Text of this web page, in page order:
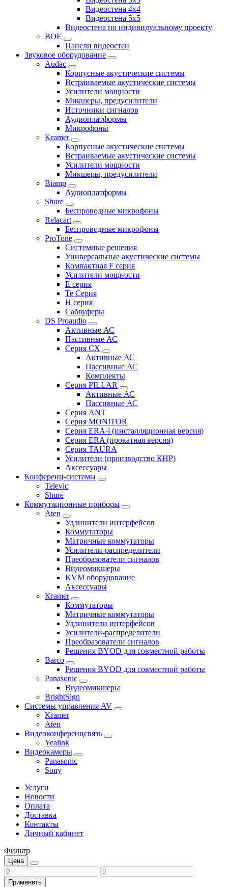
Видеостена 4x4
Видеостена 5x5
Видеостена по индивидуальному проекту
BOE
Панели видеостен
Звуковое оборудование
Audac
Корпусные акустические системы
Встраиваемые акустические системы
Усилители мощности
Микшеры, предусилители
Источники сигналов
Аудиоплатформы
Микрофоны
Kramer
Корпусные акустические системы
Встраиваемые акустические системы
Усилители мощности
Микшеры, предусилители
Biamp
Аудиоплатформы
Shure
Беспроводные микрофоны
Relacart
Беспроводные микрофоны
ProTone
Системные решения
Универсальные акустические системы
Компактная F серия
Усилители мощности
E серия
Te Серия
H серия
Сабвуферы
DS Proaudio
Активные АС
Пассивные АС
Серия CX
Активные АС
Пассивные АС
Комплекты
Серия PILLAR
Активные АС
Пассивные АС
Серия ANT
Серия MONITOR
Серия ERA-i (инсталляционная версия)
Серия ERA (прокатная версия)
Серия TAURA
Усилители (производство КНР)
Аксессуары
Конференц-системы
Televic
Shure
Коммутационные приборы
Aten
Удлинители интерфейсов
Коммутаторы
Матричные коммутаторы
Усилители-распределители
Преобразователи сигналов
Видеомикшеры
KVM оборудование
Аксессуары
Kramer
Коммутаторы
Матричные коммутаторы
Удлинители интерфейсов
Усилители-распределители
Преобразователи сигналов
Решения BYOD для совместной работы
Barco
Решения BYOD для совместной работы
Panasonic
Видеомикшеры
BrightSign
Системы управления AV
Kramer
Aten
Видеоконференцсвязь
Yealink
Видеокамеры
Panasonic
Sony
Услуги
Новости
Оплата
Доставка
Контакты
Личный кабинет
Фильтр
Цена
Применить